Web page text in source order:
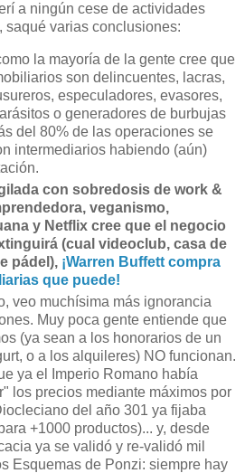
a ningún cese de actividades
saqué varias conclusiones:
la mayoría de la gente cree que
son delincuentes, lacras,
especuladores, evasores,
o generadores de burbujas
del 80% de las operaciones se
intermediarios habiendo (aún)
con sobredosis de work &
veganismo,
y Netflix cree que el negocio
(cual videoclub, casa de
pádel), ¡Warren Buffett compra
que puede!
veo muchísima más ignorancia
Muy poca gente entiende que
(ya sean a los honorarios de un
o a los alquileres) NO funcionan.
ya el Imperio Romano había
los precios mediante máximos por
del año 301 ya fijaba
+1000 productos)... y, desde
ya se validó y re-validó mil
Esquemas de Ponzi: siempre hay